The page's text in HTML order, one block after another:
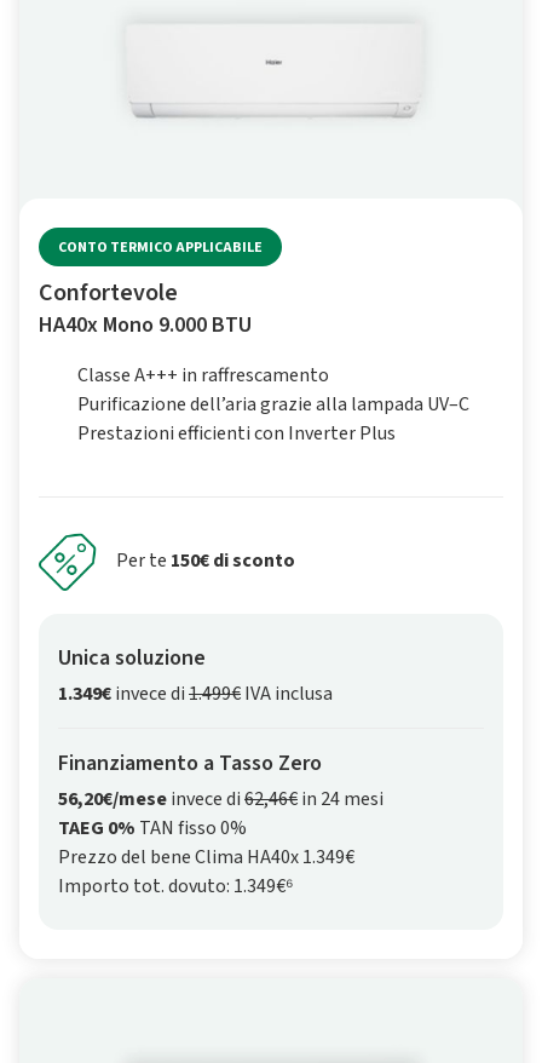
CONTO TERMICO APPLICABILE
Confortevole
HA40x Mono 9.000 BTU
Classe A+++ in raffrescamento
Purificazione dell’aria grazie alla lampada UV–C
Prestazioni efficienti con Inverter Plus
Per te 150€ di sconto
Unica soluzione
1.349€invece di1.499€IVA inclusa
Finanziamento a Tasso Zero
56,20€/meseinvece di62,46€in 24 mesi
TAEG 0% TAN fisso 0%
Prezzo del bene Clima HA40x 1.349€
Importo tot. dovuto: 1.349€⁶